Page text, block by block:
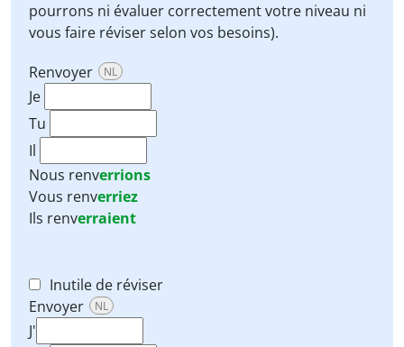
pourrons ni évaluer correctement votre niveau ni
vous faire réviser selon vos besoins).
Renvoyer
NL
Je
Tu
Il
Nous renverrions
Vous renverriez
Ils renverraient
Inutile de réviser
Envoyer
NL
J'